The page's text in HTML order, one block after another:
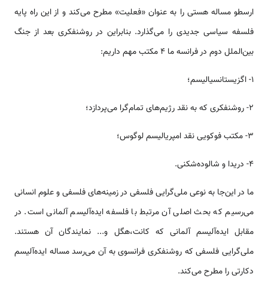
ارسطو مساله‌ هستی را به عنوان «فعلیت» مطرح می‌کند و از این راه پایه
فلسفه سیاسی جدیدی را می‌گذارد. بنابراین در روشنفکری بعد از جنگ
بین‌الملل دوم در فرانسه ما 4 مکتب مهم داریم:
1- اگزیستانسیالیسم؛
2- روشنفکری که به نقد رژیم‌های تمام‌گرا می‌پردازد؛
3- مکتب فوکویی نقد امپریالیسم لوگوس؛
4- دریدا و شالوده‌شکنی.
ما در این‌جا به نوعی ملی‌گرایی فلسفی در زمینه‌های فلسفی و علوم انسانی
می‌رسیم که بحث اصلی آن مرتبط با فلسفه ایده‌آلیسم آلمانی است. در
مقابل ایده‌آلیسم آلمانی که کانت،‌هگل و... نمایندگان آن‌ هستند.
ملی‌گرایی فلسفی که روشنفکری فرانسوی به آن می‌رسد مساله ایده‌آلیسم
دکارتی را مطرح می‌کند.